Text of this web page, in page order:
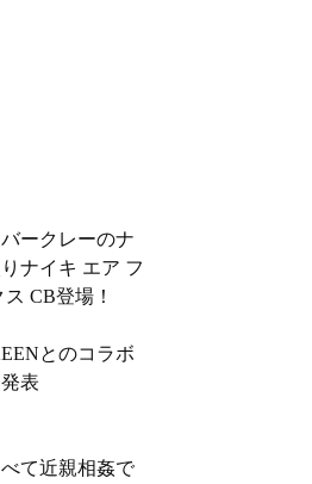
ークレーのナ
ナイキ エア フ
CB登場！
とのコラボ
表
て近親相姦で